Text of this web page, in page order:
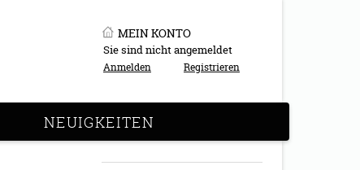
MEIN KONTO
Sie sind nicht angemeldet
Anmelden Registrieren
NEUIGKEITEN